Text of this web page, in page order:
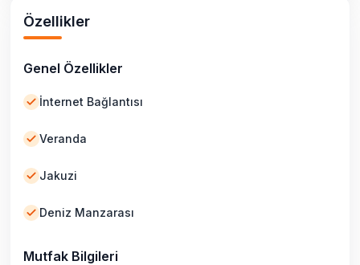
Özellikler
Genel Özellikler
İnternet Bağlantısı
Veranda
Jakuzi
Deniz Manzarası
Mutfak Bilgileri